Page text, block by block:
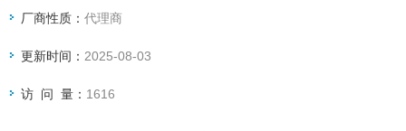
厂商性质：代理商
更新时间： 2025-08-03
访 问 量： 1616